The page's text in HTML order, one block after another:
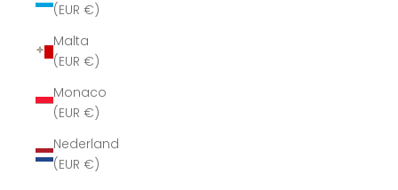
(EUR €)
Malta
(EUR €)
Monaco
(EUR €)
Nederland
(EUR €)